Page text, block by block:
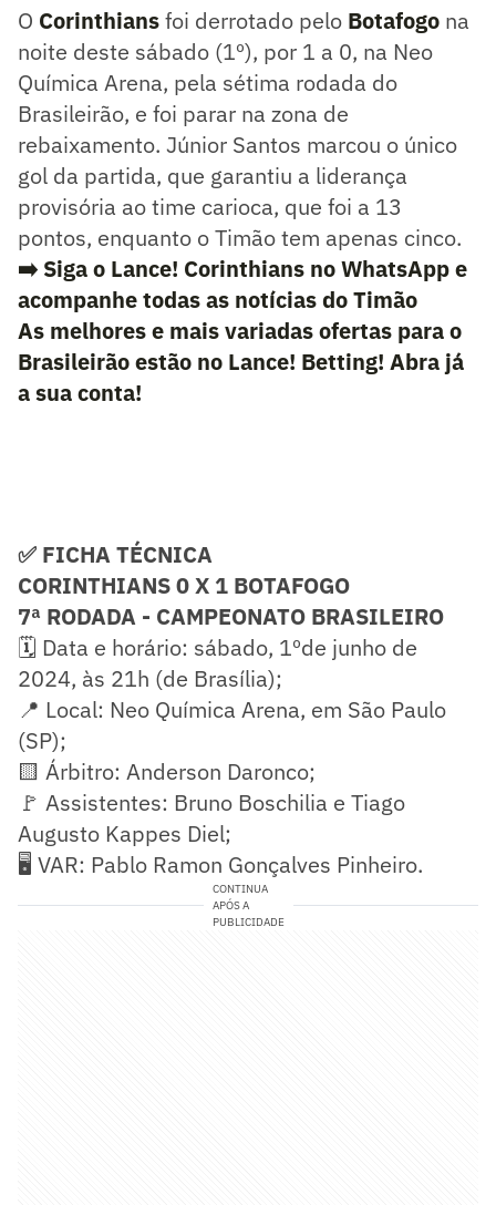
O Corinthiansfoi derrotado pelo Botafogo na
noite deste sábado (1º), por 1 a 0, na Neo
Química Arena, pela sétima rodada do
Brasileirão, e foi parar na zona de
rebaixamento. Júnior Santos marcou o único
gol da partida, que garantiu a liderança
provisória ao time carioca, que foi a 13
pontos, enquanto o Timão tem apenas cinco.
➡️ Siga o Lance! Corinthians no WhatsApp e
acompanhe todas as notícias do Timão
As melhores e mais variadas ofertas para o
Brasileirão estão no Lance! Betting! Abra já
a sua conta!
✅ FICHA TÉCNICA
CORINTHIANS 0 X 1 BOTAFOGO
7ª RODADA - CAMPEONATO BRASILEIRO
🗓️ Data e horário: sábado, 1ºde junho de
2024, às 21h (de Brasília);
📍 Local: Neo Química Arena, em São Paulo
(SP);
🟨 Árbitro: Anderson Daronco;
🚩 Assistentes: Bruno Boschilia e Tiago
Augusto Kappes Diel;
🖥️ VAR: Pablo Ramon Gonçalves Pinheiro.
CONTINUA
APÓS A
PUBLICIDADE